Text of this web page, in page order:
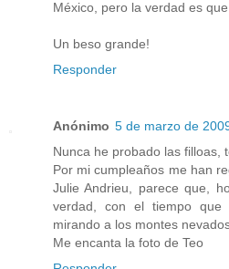
México, pero la verdad es
Un beso grande!
Responder
Anónimo 5 de marzo de
Nunca he probado las filloas,
Por mi cumpleaños me han
Julie Andrieu, parece que,
verdad, con el tiempo que
mirando a los montes
Me encanta la foto de Teo